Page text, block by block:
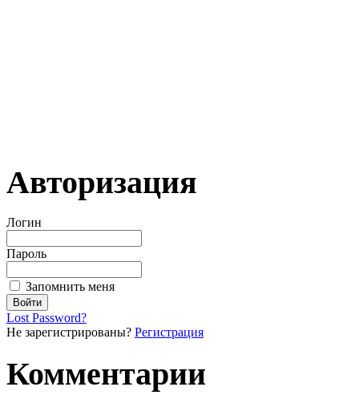
Авторизация
Логин
Пароль
Запомнить меня
Lost Password?
Не зарегистрированы? Регистрация
Комментарии